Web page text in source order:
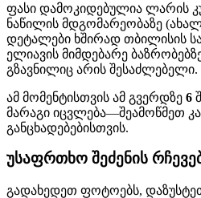
ფასი დამოკიდებულია ლარის
ნაწილის მდგომარეობაზე
დეტალები ხშირად თბილისის
ელიავის მიმდებარე
გზავნილიც არის შესაძლებელი.
ამ მომენტისთვის ამ გვერდზე 6
მარაგი იცვლება—შეამოწმეთ
განცხადებებისთვის.
უსაფრთხო შეძენის
გადახედეთ ფოტოებს,